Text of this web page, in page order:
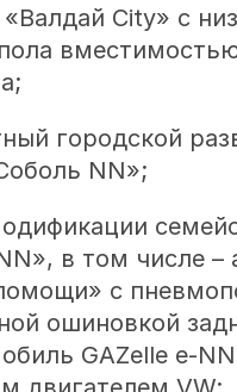
City» с
городской
NN»;
в том числе –
с
ошиновкой
GAZelle e-